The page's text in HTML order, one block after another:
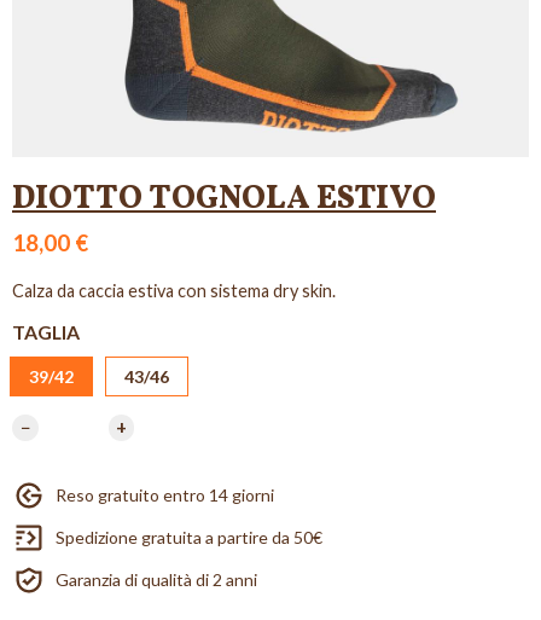
DIOTTO TOGNOLA ESTIVO
18,00 €
Calza da caccia estiva con sistema dry skin.
TAGLIA
39/42 43/46
− +
Reso gratuito entro 14 giorni
Spedizione gratuita a partire da 50€
Garanzia di qualità di 2 anni